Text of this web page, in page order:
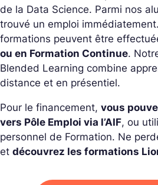
de la Data Science. Parmi nos
trouvé un emploi
formations peuvent être
ou en Formation Continue.
Blended Learning combine
distance et en présentiel.
Pour le financement, vous
vers Pôle Emploi via l’AIF, ou
personnel de Formation. Ne
et découvrez les formations